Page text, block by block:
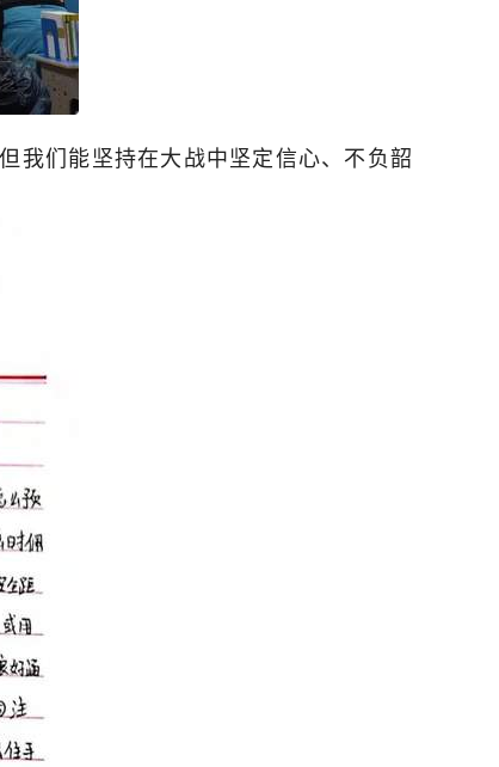
我们能坚持在大战中坚定信心、不负韶